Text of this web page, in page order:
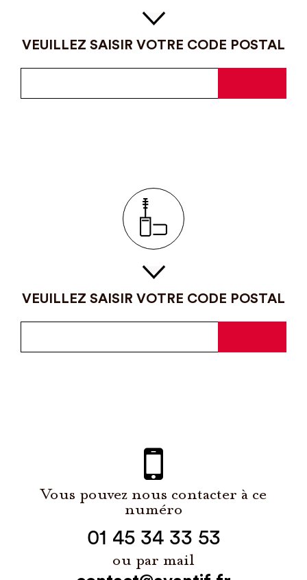
VEUILLEZ SAISIR VOTRE CODE POSTAL
VEUILLEZ SAISIR VOTRE CODE POSTAL
Vous pouvez nous contacter à ce
numéro
01 45 34 33 53
ou par mail